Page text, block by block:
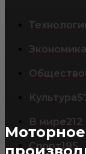
Экономика
Общество
Культура
В мире212
Спорт195